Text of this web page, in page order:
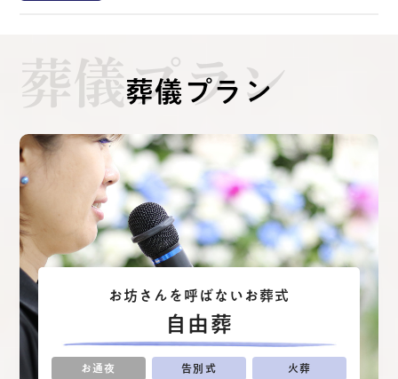
葬儀プラン
葬儀プラン
⾃由葬
お坊さんを呼ばないお葬式
お通夜 告別式 火葬